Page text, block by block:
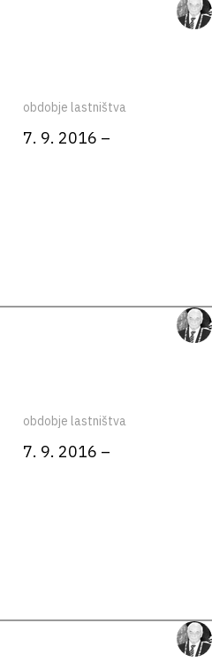
obdobje lastništva
7. 9. 2016 –
obdobje lastništva
7. 9. 2016 –